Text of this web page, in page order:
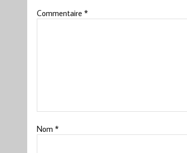
Commentaire *
Nom *